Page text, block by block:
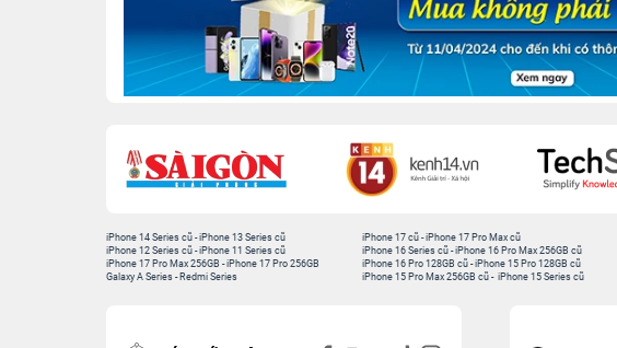
iPhone 14 Series cũ -iPhone 13 Series cũ
iPhone 12 Series cũ -iPhone 11 Series cũ
iPhone 17 Pro Max 256GB -iPhone 17 Pro 256GB
Galaxy A Series - Redmi Series
iPhone 17 cũ -iPhone 17 Pro Max cũ
iPhone 16 Series cũ - iPhone 16 Pro Max 256GB cũ
iPhone 16 Pro 128GB cũ -iPhone 15 Pro 128GB cũ
iPhone 15 Pro Max 256GB cũ - iPhone 15 Series cũ